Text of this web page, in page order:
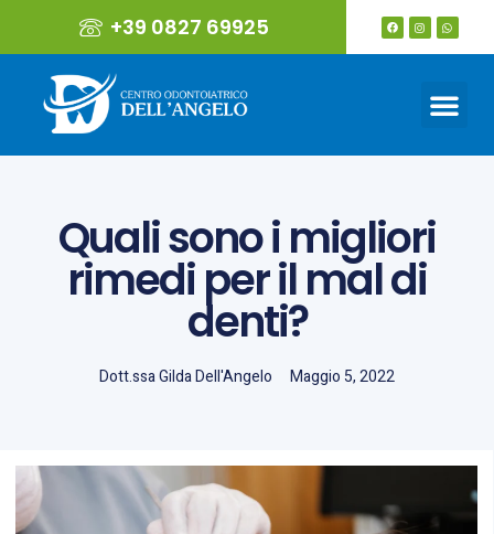
+39 0827 69925
Quali sono i migliori
rimedi per il mal di
denti?
Dott.ssa Gilda Dell'Angelo Maggio 5, 2022